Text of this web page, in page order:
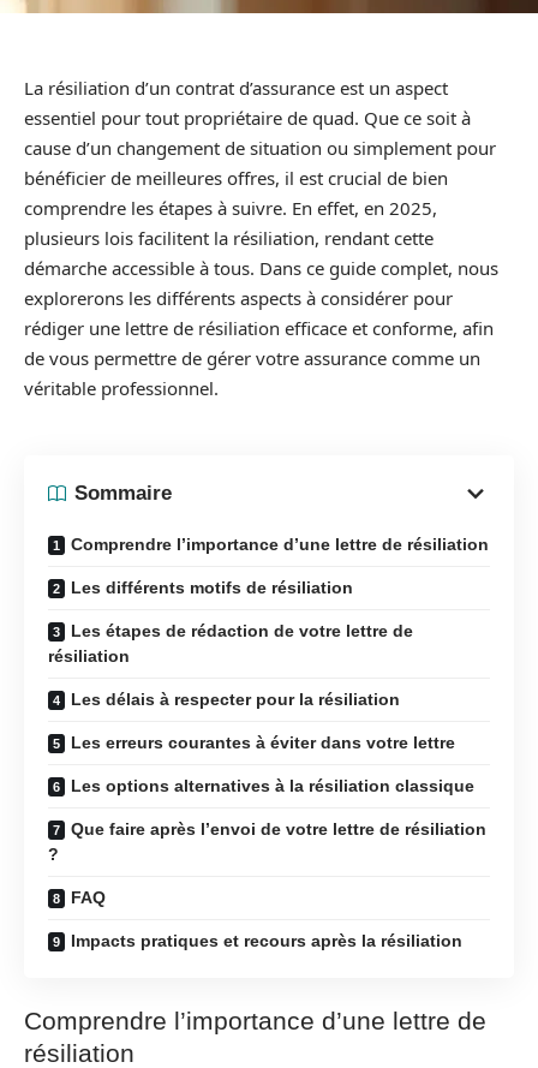
La résiliation d’un contrat d’assurance est un aspect
essentiel pour tout propriétaire de quad. Que ce soit à
cause d’un changement de situation ou simplement pour
bénéficier de meilleures offres, il est crucial de bien
comprendre les étapes à suivre. En effet, en 2025,
plusieurs lois facilitent la résiliation, rendant cette
démarche accessible à tous. Dans ce guide complet, nous
explorerons les différents aspects à considérer pour
rédiger une lettre de résiliation efficace et conforme, afin
de vous permettre de gérer votre assurance comme un
véritable professionnel.
Sommaire
Comprendre l’importance d’une lettre de résiliation
Les différents motifs de résiliation
Les étapes de rédaction de votre lettre de
résiliation
Les délais à respecter pour la résiliation
Les erreurs courantes à éviter dans votre lettre
Les options alternatives à la résiliation classique
Que faire après l’envoi de votre lettre de résiliation
?
FAQ
Impacts pratiques et recours après la résiliation
Comprendre l’importance d’une lettre de
résiliation